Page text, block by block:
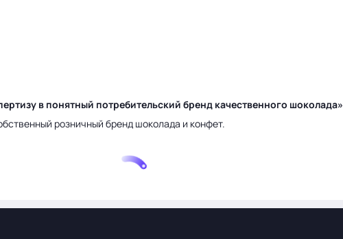
в понятный потребительский бренд качественного шоколада»
розничный бренд шоколада и конфет.